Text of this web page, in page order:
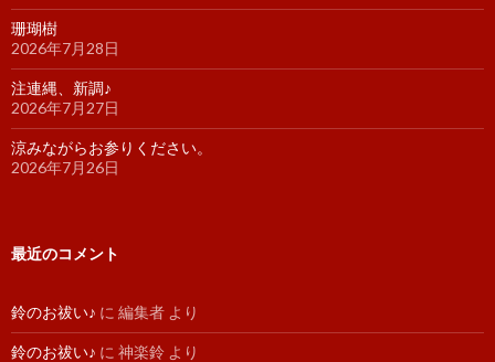
珊瑚樹
2026年7月28日
注連縄、新調♪
2026年7月27日
涼みながらお参りください。
2026年7月26日
最近のコメント
鈴のお祓い♪ に 編集者 より
鈴のお祓い♪ に 神楽鈴 より